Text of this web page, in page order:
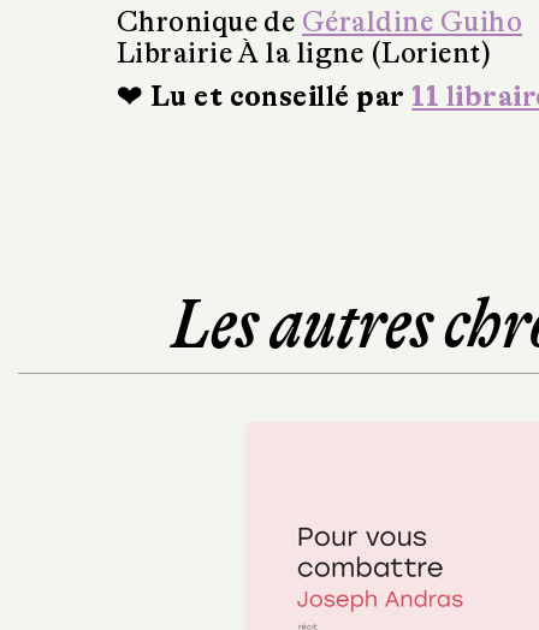
Chronique de Géraldine Guiho
Librairie À la ligne (Lorient)
❤ Lu et conseillé par 11
Les autres